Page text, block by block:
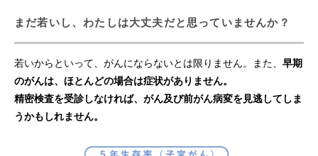
ご意見・お問い合わせ
免責事項について
まだ若いし、わたしは大丈夫だと思っていませんか？
若いからといって、がんにならないとは限りません。また、 早期
のがんは、ほとんどの場合は症状がありません。
精密検査を受診しなければ、がん及び前がん病変を見逃してしま
うかもしれません。